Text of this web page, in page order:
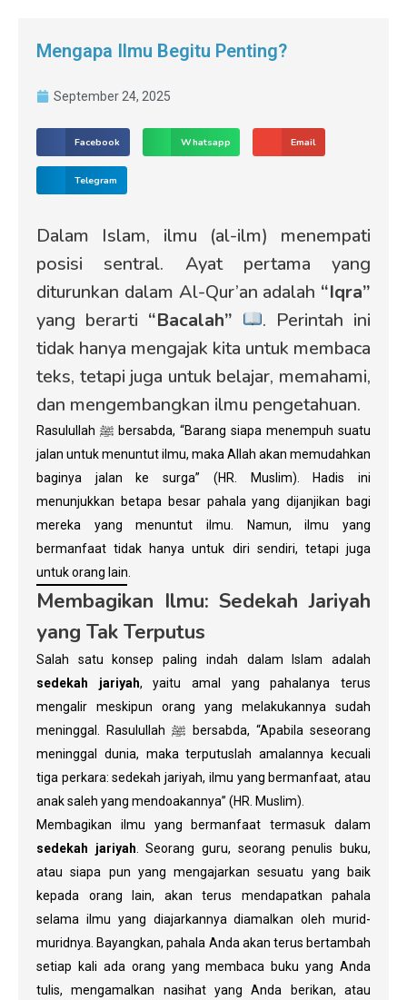
Mengapa Ilmu Begitu Penting?
September 24, 2025
Facebook Whatsapp Email
Telegram
Dalam Islam, ilmu (al-ilm) menempati
posisi sentral. Ayat pertama yang
diturunkan dalam Al-Qur’an adalah “Iqra”
yang berarti “Bacalah”
. Perintah ini
tidak hanya mengajak kita untuk membaca
teks, tetapi juga untuk belajar, memahami,
dan mengembangkan ilmu pengetahuan.
Rasulullah ﷺ bersabda, “Barang siapa menempuh suatu
jalan untuk menuntut ilmu, maka Allah akan memudahkan
baginya jalan ke surga” (HR. Muslim). Hadis ini
menunjukkan betapa besar pahala yang dijanjikan bagi
mereka yang menuntut ilmu. Namun, ilmu yang
bermanfaat tidak hanya untuk diri sendiri, tetapi juga
untuk orang lain.
Membagikan Ilmu: Sedekah Jariyah
yang Tak Terputus
Salah satu konsep paling indah dalam Islam adalah
sedekah jariyah, yaitu amal yang pahalanya terus
mengalir meskipun orang yang melakukannya sudah
meninggal. Rasulullah ﷺ bersabda, “Apabila seseorang
meninggal dunia, maka terputuslah amalannya kecuali
tiga perkara: sedekah jariyah, ilmu yang bermanfaat, atau
anak saleh yang mendoakannya” (HR. Muslim).
Membagikan ilmu yang bermanfaat termasuk dalam
sedekah jariyah . Seorang guru, seorang penulis buku,
atau siapa pun yang mengajarkan sesuatu yang baik
kepada orang lain, akan terus mendapatkan pahala
selama ilmu yang diajarkannya diamalkan oleh murid-
muridnya. Bayangkan, pahala Anda akan terus bertambah
setiap kali ada orang yang membaca buku yang Anda
tulis, mengamalkan nasihat yang Anda berikan, atau